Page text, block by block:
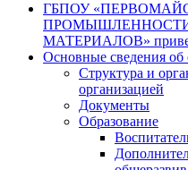
ГБПОУ
МАТЕРИАЛОВ»
Основные сведения об
Структура и
организацией
Документы
Образование